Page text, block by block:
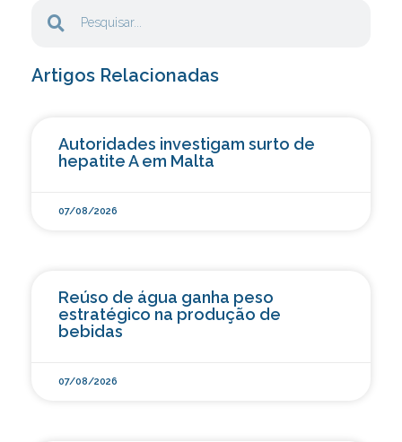
Artigos Relacionadas
Autoridades investigam surto de
hepatite A em Malta
07/08/2026
Reúso de água ganha peso
estratégico na produção de
bebidas
07/08/2026